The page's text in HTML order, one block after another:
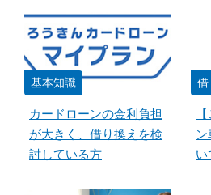
基本知識
カードローンの金利負担
が大きく、借り換えを検
討している方
借
い